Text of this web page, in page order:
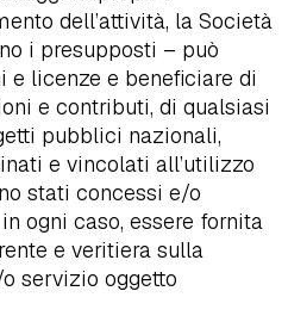
dell’attività, la Società
i presupposti – può
e licenze e beneficiare di
e contributi, di qualsiasi
pubblici nazionali,
e vincolati all’utilizzo
stati concessi e/o
ogni caso, essere fornita
e veritiera sulla
servizio oggetto